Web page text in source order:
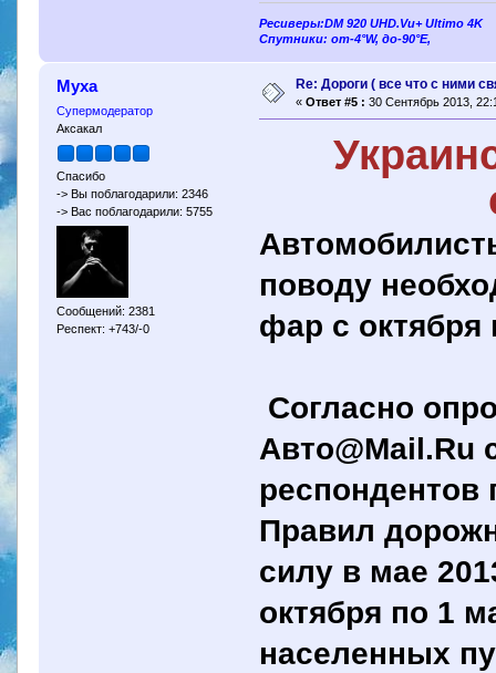
Ресиверы:DM 920 UHD.Vu+ Ultimo 4K
Спутники: от-4°W, до-90°E,
Муха
Супермодератор
Аксакал
Спасибо
-> Вы поблагодарили: 2346
-> Вас поблагодарили: 5755
Сообщений: 2381
Респект: +743/-0
Re: Дороги ( все что с ними
« Ответ #5 : 30 Сентябрь 2013,
поводу
фар с октября
Согласно
Авто@Mail.Ru
респондентов
Правил
силу в мае
октября по 1
населенных